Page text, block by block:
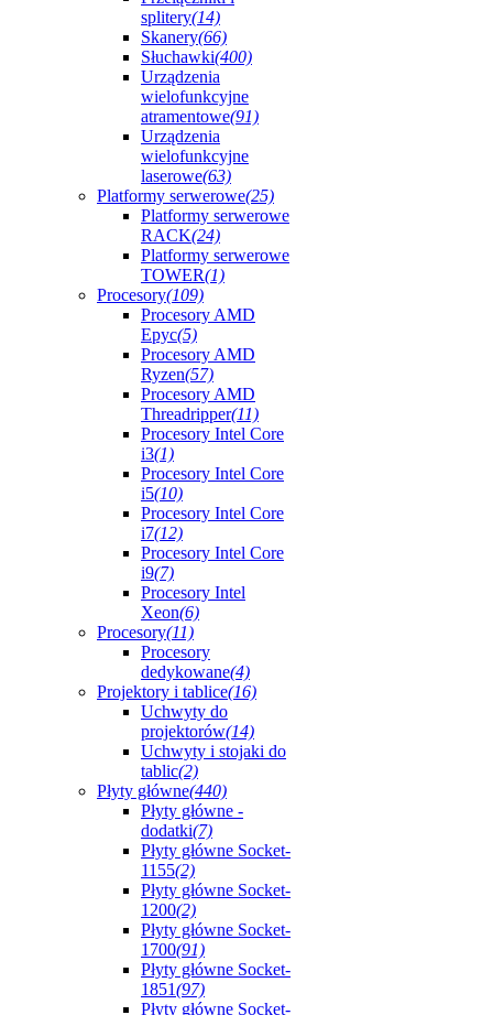
splitery(14)
Skanery(66)
Słuchawki(400)
Urządzenia
wielofunkcyjne
atramentowe(91)
Urządzenia
wielofunkcyjne
laserowe(63)
Platformy serwerowe(25)
Platformy serwerowe
RACK(24)
Platformy serwerowe
TOWER(1)
Procesory(109)
Procesory AMD
Epyc(5)
Procesory AMD
Ryzen(57)
Procesory AMD
Threadripper(11)
Procesory Intel Core
i3(1)
Procesory Intel Core
i5(10)
Procesory Intel Core
i7(12)
Procesory Intel Core
i9(7)
Procesory Intel
Xeon(6)
Procesory(11)
Procesory
dedykowane(4)
Projektory i tablice(16)
Uchwyty do
projektorów(14)
Uchwyty i stojaki do
tablic(2)
Płyty główne(440)
Płyty główne -
dodatki(7)
Płyty główne Socket-
1155(2)
Płyty główne Socket-
1200(2)
Płyty główne Socket-
1700(91)
Płyty główne Socket-
1851(97)
Płyty główne Socket-